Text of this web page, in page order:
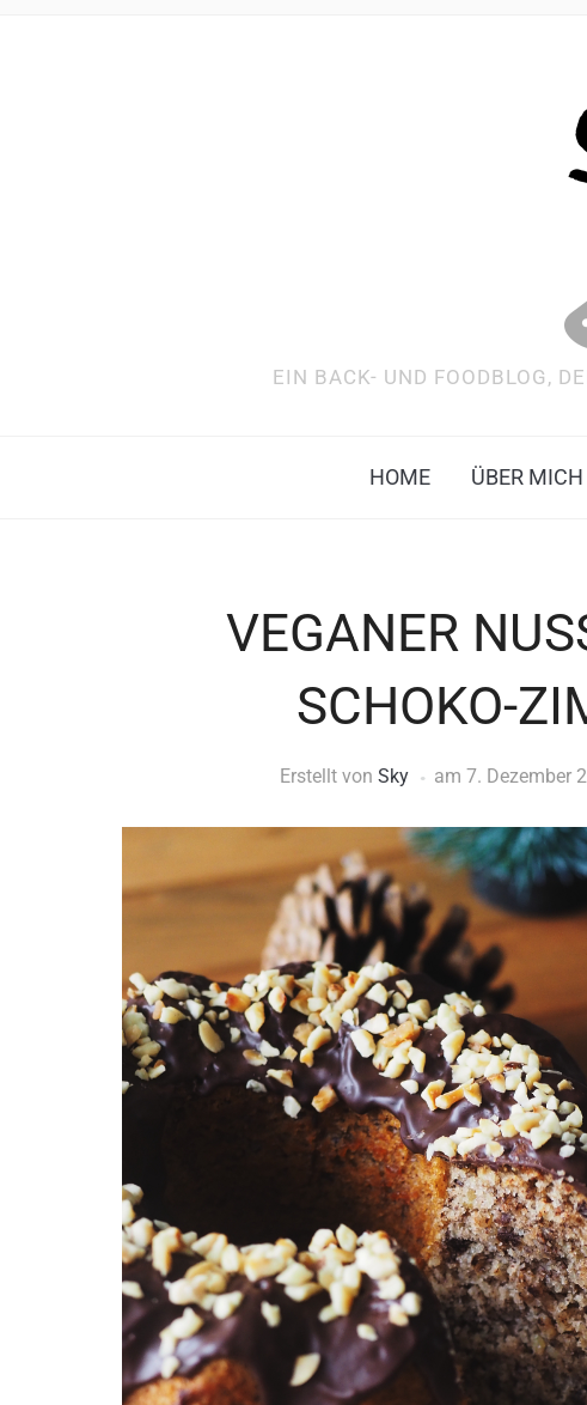
EIN BACK- UND FOODBLOG,
HOME ÜBER MICH
VEGANER
SCHOKO-
Erstellt von Sky am 7. Dezember